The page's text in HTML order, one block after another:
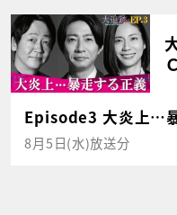
Episode3 大炎上…
8月5日(水)放送分